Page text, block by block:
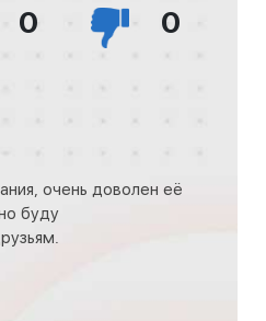
0 0
очень доволен её
буду